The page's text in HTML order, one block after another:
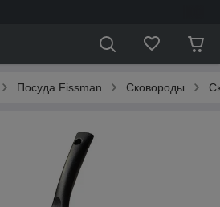
Посуда Fissman Сковороды